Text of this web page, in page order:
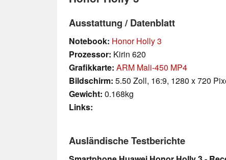
Ausstattung / Datenblatt
Notebook: Honor Holly 3
Prozessor: Kirin 620
Grafikkarte: ARM Mali-450 MP4
Bildschirm: 5.50 Zoll, 16:9, 1280 x 720
Gewicht: 0.168kg
Links:
Ausländische Testberichte